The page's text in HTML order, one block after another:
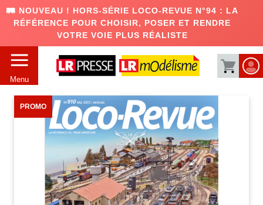
🛤️ NOUVEAU ! HORS-SÉRIE LOCO-REVUE N°94 : LA
RÉFÉRENCE POUR CHOISIR, POSER ET RENDRE
VOTRE VOIE PLUS RÉALISTE
Menu
PROMO